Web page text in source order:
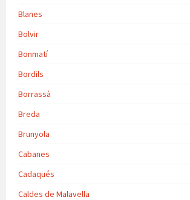
Blanes
Bolvir
Bonmatí
Bordils
Borrassà
Breda
Brunyola
Cabanes
Cadaqués
Caldes de Malavella